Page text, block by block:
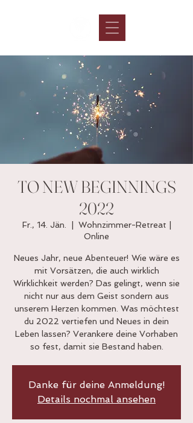
TO NEW BEGINNINGS
2022
Fr., 14. Jän.
Wohnzimmer-Retreat |
Online
Neues Jahr, neue Abenteuer! Wie wäre es
mit Vorsätzen, die auch wirklich
Wirklichkeit werden? Das gelingt, wenn sie
nicht nur aus dem Geist sondern aus
unserem Herzen kommen. Was möchtest
du 2022 vertiefen und Neues in dein
Leben lassen? Verankere deine Vorhaben
so fest, damit sie Bestand haben.
Danke für deine Anmeldung!
Details nochmal ansehen